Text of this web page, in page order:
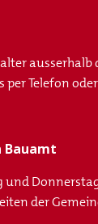
per Telefon
Bauamt
und
der